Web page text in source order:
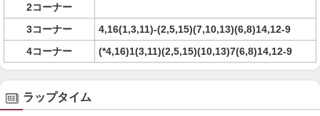
2コーナー
3コーナー
4,16(1,3,11)-(2,5,15)(7,10,13)(6,8)14,12-9
4コーナー
(*4,16)1(3,11)(2,5,15)(10,13)7(6,8)14,12-9
ラップタイム